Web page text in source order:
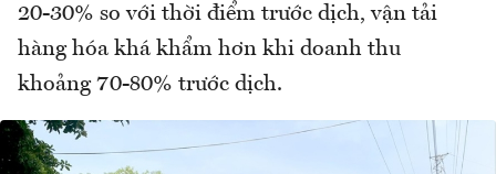
20-30% so với thời điểm trước dịch, vận tải
hàng hóa khá khẩm hơn khi doanh thu
khoảng 70-80% trước dịch.